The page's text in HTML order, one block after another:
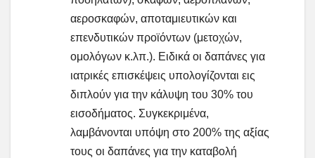
αεροσκαφών, αποταμιευτικών και
επενδυτικών προϊόντων (μετοχών,
ομολόγων κ.λπ.). Ειδικά οι δαπάνες για
ιατρικές επισκέψεις υπολογίζονται εις
διπλούν για την κάλυψη του 30% του
εισοδήματος. Συγκεκριμένα,
λαμβάνονται υπόψη στο 200% της αξίας
τους οι δαπάνες για την καταβολή